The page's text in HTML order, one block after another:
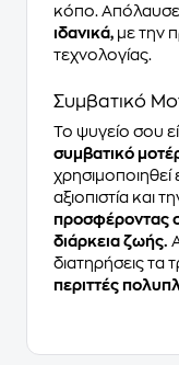
κόπο. Απόλαυσε
ιδανικά, με την
τεχνολογίας.
Συμβατικό
Το ψυγείο σου
συμβατικό
χρησιμοποιηθεί
αξιοπιστία και
προσφέροντας
διάρκεια ζωής.
διατηρήσεις τα
περιττές